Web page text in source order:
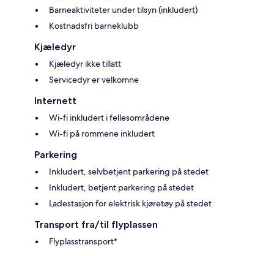
Barneaktiviteter under tilsyn (inkludert)
Kostnadsfri barneklubb
Kjæledyr
Kjæledyr ikke tillatt
Servicedyr er velkomne
Internett
Wi-fi inkludert i fellesområdene
Wi-fi på rommene inkludert
Parkering
Inkludert, selvbetjent parkering på stedet
Inkludert, betjent parkering på stedet
Ladestasjon for elektrisk kjøretøy på stedet
Transport fra/til flyplassen
Flyplasstransport*